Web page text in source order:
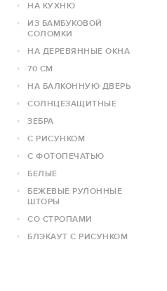
НА КУХНЮ
ИЗ БАМБУКОВОЙ
СОЛОМКИ
НА ДЕРЕВЯННЫЕ ОКНА
70 СМ
НА БАЛКОННУЮ ДВЕРЬ
СОЛНЦЕЗАЩИТНЫЕ
ЗЕБРА
С РИСУНКОМ
С ФОТОПЕЧАТЬЮ
БЕЛЫЕ
БЕЖЕВЫЕ РУЛОННЫЕ
ШТОРЫ
СО СТРОПАМИ
БЛЭКАУТ С РИСУНКОМ